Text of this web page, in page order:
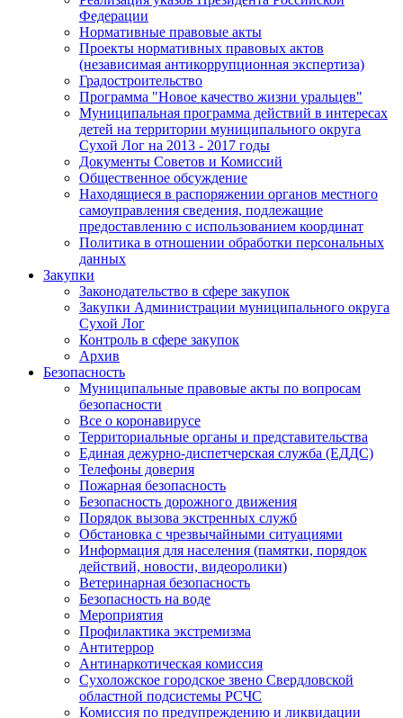
Федерации
Нормативные правовые акты
Проекты нормативных правовых актов
(независимая антикоррупционная экспертиза)
Градостроительство
Программа "Новое качество жизни уральцев"
Муниципальная программа действий в интересах
детей на территории муниципального округа
Сухой Лог на 2013 - 2017 годы
Документы Советов и Комиссий
Общественное обсуждение
Находящиеся в распоряжении органов местного
самоуправления сведения, подлежащие
предоставлению с использованием координат
Политика в отношении обработки персональных
данных
Закупки
Законодательство в сфере закупок
Закупки Администрации муниципального округа
Сухой Лог
Контроль в сфере закупок
Архив
Безопасность
Муниципальные правовые акты по вопросам
безопасности
Все о коронавирусе
Территориальные органы и представительства
Единая дежурно-диспетчерская служба (ЕДДС)
Телефоны доверия
Пожарная безопасность
Безопасность дорожного движения
Порядок вызова экстренных служб
Обстановка с чрезвычайными ситуациями
Информация для населения (памятки, порядок
действий, новости, видеоролики)
Ветеринарная безопасность
Безопасность на воде
Мероприятия
Профилактика экстремизма
Антитеррор
Антинаркотическая комиссия
Сухоложское городское звено Свердловской
областной подсистемы РСЧС
Комиссия по предупреждению и ликвидации